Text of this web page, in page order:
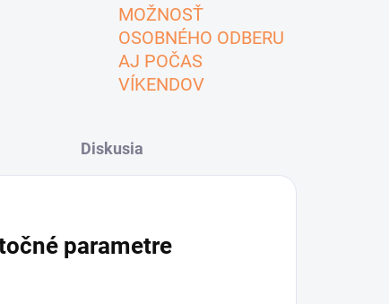
MOŽNOSŤ
OSOBNÉHO ODBERU
AJ POČAS
VÍKENDOV
Diskusia
parametre